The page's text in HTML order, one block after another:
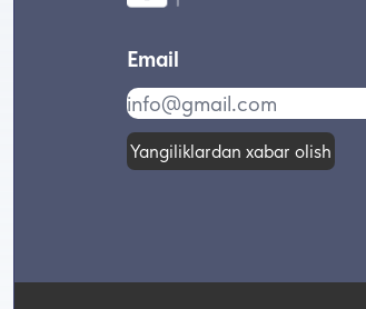
Email
Yangiliklardan xabar olish